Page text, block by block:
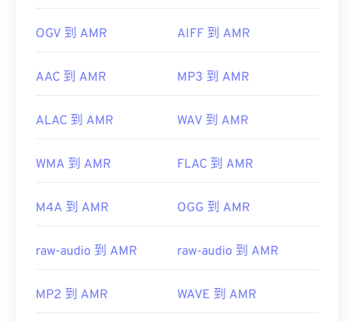
OGV 到 AMR AIFF 到 AMR
AAC 到 AMR MP3 到 AMR
ALAC 到 AMR WAV 到 AMR
WMA 到 AMR FLAC 到 AMR
M4A 到 AMR OGG 到 AMR
raw-audio 到 AMR raw-audio 到 AMR
MP2 到 AMR WAVE 到 AMR